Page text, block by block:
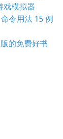
戏模拟器
令用法 15 例
的免费好书